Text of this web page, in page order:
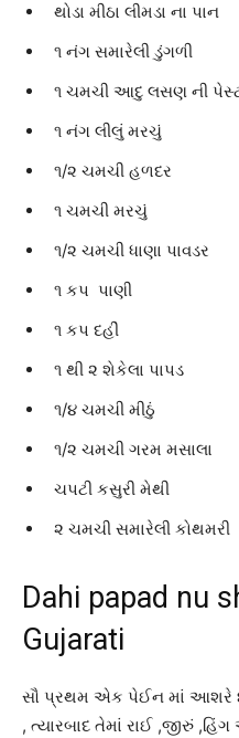
થોડા મીઠા લીમડા ના પાન
૧ નંગ સમારેલી ડુંગળી
૧ ચમચી આદુ લસણ ની
૧ નંગ લીલું મરચું
૧/૨ ચમચી હળદર
૧ ચમચી મરચું
૧/૨ ચમચી ધાણા પાવડર
૧ કપ પાણી
૧ કપ દહીં
૧ થી ૨ શેકેલા પાપડ
૧/૪ ચમચી મીઠું
૧/૨ ચમચી ગરમ મસાલા
ચપટી કસુરી મેથી
૨ ચમચી સમારેલી કોથમરી
Dahi papad nu
Gujarati
સૌ પ્રથમ એક પેઈન માં આશરે
, ત્યારબાદ તેમાં રાઈ ,જીરું ,હિંગ